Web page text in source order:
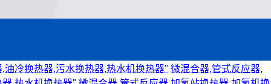
冷换热器,污水换热器,热水机换热器" 微混合器,管式反应器,